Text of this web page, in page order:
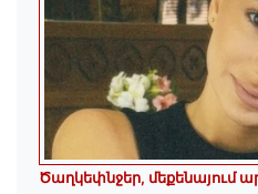
Ծաղկեփնջեր, մեքենայում